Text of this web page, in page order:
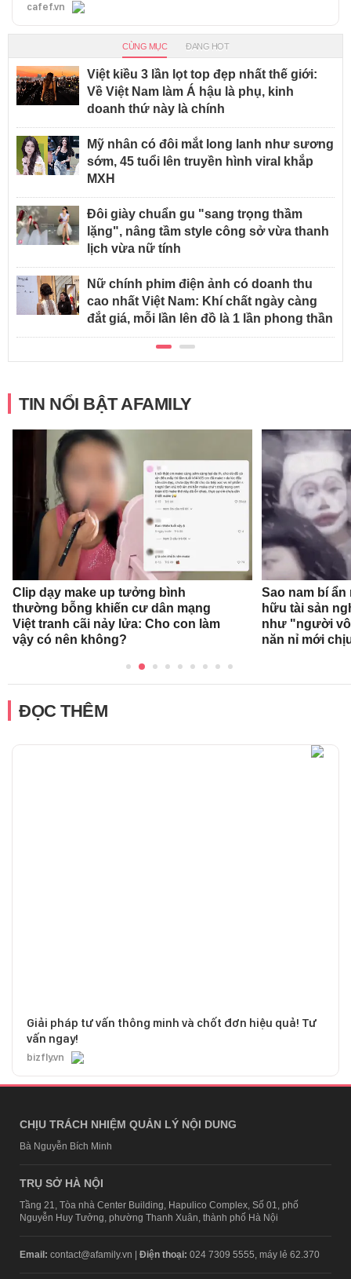
cafef.vn
CÙNG MỤC ĐANG HOT
Việt kiều 3 lần lọt top đẹp nhất thế giới:
Về Việt Nam làm Á hậu là phụ, kinh
doanh thứ này là chính
Mỹ nhân có đôi mắt long lanh như sương
sớm, 45 tuổi lên truyền hình viral khắp
MXH
Đôi giày chuẩn gu "sang trọng thầm
lặng", nâng tầm style công sở vừa thanh
lịch vừa nữ tính
Nữ chính phim điện ảnh có doanh thu
cao nhất Việt Nam: Khí chất ngày càng
đắt giá, mỗi lần lên đồ là 1 lần phong thần
TIN NỔI BẬT AFAMILY
Clip dạy make up tưởng bình
thường bỗng khiến cư dân mạng
Việt tranh cãi nảy lửa: Cho con làm
vậy có nên không?
Sao nam bí
hữu tài sản
như "người
năn nỉ mới
ĐỌC THÊM
Giải pháp tư vấn thông minh và chốt đơn hiệu quả! Tư
vấn ngay!
bizfly.vn
CHỊU TRÁCH NHIỆM QUẢN LÝ NỘI DUNG
Bà Nguyễn Bích Minh
TRỤ SỞ HÀ NỘI
Tầng 21, Tòa nhà Center Building, Hapulico Complex, Số 01, phố
Nguyễn Huy Tưởng, phường Thanh Xuân, thành phố Hà Nội
Email: contact@afamily.vn | Điện thoại: 024 7309 5555, máy lẻ 62.370